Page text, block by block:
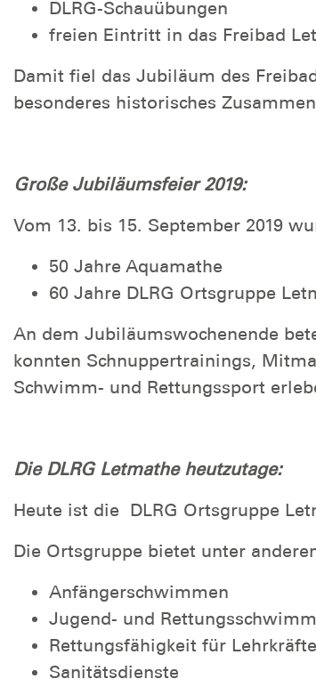
DLRG-Schauübungen
freien Eintritt in das Freibad
Damit fiel das Jubiläum des
besonderes historisches
Große Jubiläumsfeier 2019:
Vom 13. bis 15. September 2019
50 Jahre Aquamathe
60 Jahre DLRG Ortsgruppe
An dem Jubiläumswochenende
konnten Schnuppertrainings,
Schwimm- und Rettungssport
Die DLRG Letmathe heutzutage:
Heute ist die DLRG Ortsgruppe
Die Ortsgruppe bietet unter
Anfängerschwimmen
Jugend- und
Rettungsfähigkeit für Lehrkräfte
Sanitätsdienste